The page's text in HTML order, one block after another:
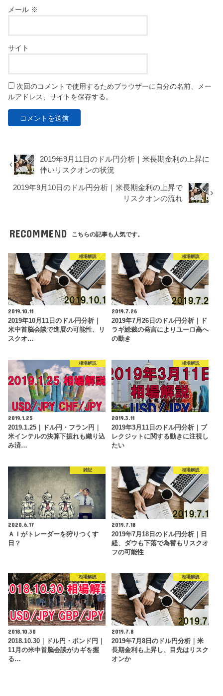
メール ※
サイト
次回のコメントで使用するためブラウザーに自分の名前、メー
ルアドレス、サイトを保存する。
2019年9月11日のドル円分析｜米長期金利の上昇に
伴いリスクオンの状況
2019年9月10日のドル円分析｜米長期金利の上昇で
リスクオンの流れ
RECOMMEND こちらの記事も人気です。
相場解説
2019.10.11
2019年10月11日のドル円分析｜
米中首脳会談で進展の可能性、リ
スクオ…
相場解説
2019.7.26
2019年7月26日のドル円分析｜ド
ラギ総裁の発言によりユーロ高へ
の動き
相場解説
2019.1.25
2019.1.25｜ドル円・フラン円｜
米インテルの決算下振れも織り込
み済…
相場解説
2019.3.11
2019年3月11日のドル円分析｜ブ
レクジットに関する動きに注視し
たい
雑記
2020.6.17
ＡＩがトレーダーを狩りつくす
日？
相場解説
2019.7.18
2019年7月18日のドル円分析｜日
経、ダウも下落で為替もリスクオ
フの可能性
相場解説
2018.10.30
2018.10.30｜ドル円・ポンド円｜
11月の米中首脳会談がカギを握
る…
相場解説
2019.7.8
2019年7月8日のドル円分析｜米
長期金利も上昇し、目先はリスク
オンか